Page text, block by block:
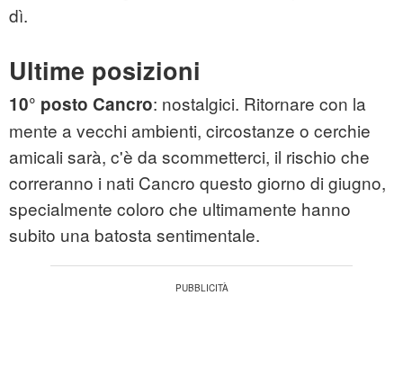
dì.
Ultime posizioni
10° posto Cancro: nostalgici. Ritornare con la
mente a vecchi ambienti, circostanze o cerchie
amicali sarà, c'è da scommetterci, il rischio che
correranno i nati Cancro questo giorno di giugno,
specialmente coloro che ultimamente hanno
subito una batosta sentimentale.